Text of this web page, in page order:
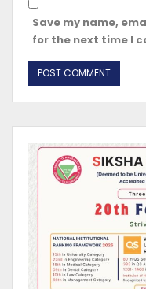
Save my name,
for the next time I